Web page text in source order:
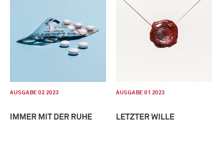
AUSGABE 02 2023
IMMER MIT DER RUHE
AUSGABE 01 2023
LETZTER WILLE